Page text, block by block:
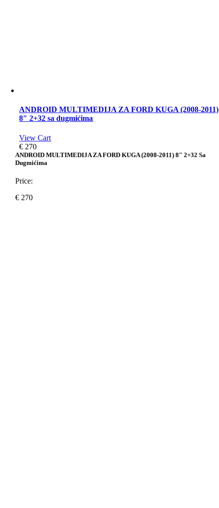
ANDROID MULTIMEDIJA ZA FORD KUGA (2008-2011)
8″ 2+32 sa dugmićima
View Cart
€ 270
ANDROID MULTIMEDIJA ZA FORD KUGA (2008-2011) 8″ 2+32 Sa
Dugmićima
Price:
€ 270